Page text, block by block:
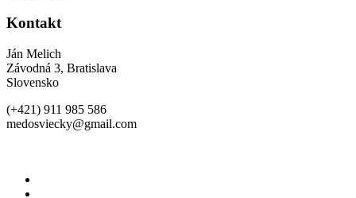
Kontakt
Ján Melich
Závodná 3, Bratislava
Slovensko
(+421) 911 985 586
medosviecky@gmail.com